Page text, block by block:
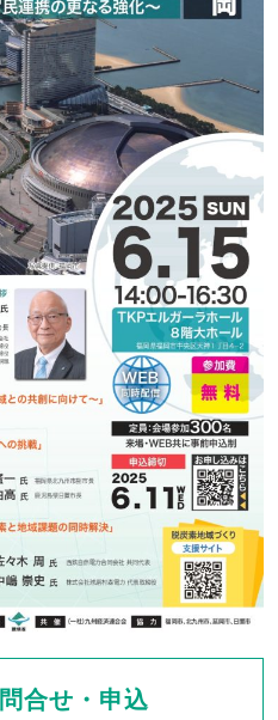
合せ・申込